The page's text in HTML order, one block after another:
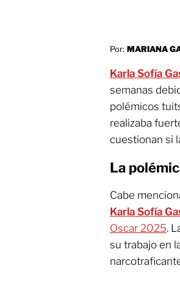
Por: MARIANA
Karla Sofía
semanas
polémicos
realizaba
cuestionan si
La
Cabe
Karla Sofía
Oscar 2025.
su trabajo en